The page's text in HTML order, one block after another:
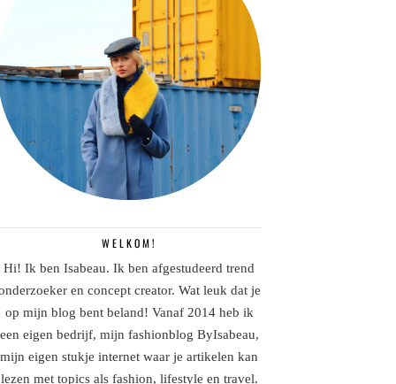
WELKOM!
Hi! Ik ben Isabeau. Ik ben afgestudeerd trend
en concept creator. Wat leuk dat je
op mijn blog bent beland! Vanaf 2014 heb ik
een eigen bedrijf, mijn fashionblog ByIsabeau,
mijn eigen stukje internet waar je artikelen kan
lezen met topics als fashion, lifestyle en travel.